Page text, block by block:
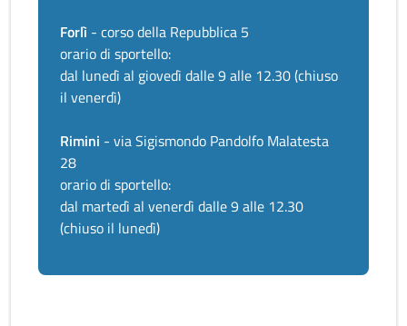
Forlì - corso della Repubblica 5
orario di sportello:
dal lunedì al giovedì dalle 9 alle 12.30 (chiuso
il venerdì)
Rimini - via Sigismondo Pandolfo Malatesta
28
orario di sportello:
dal martedì al venerdì dalle 9 alle 12.30
(chiuso il lunedì)